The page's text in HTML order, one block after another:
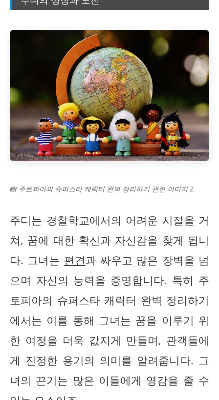
📸 주토피아의 슈퍼스타 캐릭터 완벽 정리하기 관련 이미지 2
주디는 경찰학교에서의 어려운 시절을 거
쳐, 꿈에 대한 확신과 자신감을 찾게 됩니
다. 그녀는 편견과 싸우고 많은 장벽을 넘
으며 자신의 능력을 증명합니다. 특히 주
토피아의 슈퍼스타 캐릭터 완벽 정리하기
에서는 이를 통해 그녀는 꿈을 이루기 위
한 여정을 더욱 값지게 만들며, 관객들에
게 진정한 용기의 의미를 알려줍니다. 그
녀의 끈기는 많은 이들에게 영감을 줄 수